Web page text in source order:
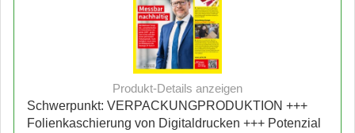
Produkt-Details anzeigen
Schwerpunkt: VERPACKUNGPRODUKTION +++
Folienkaschierung von Digitaldrucken +++ Potenzial